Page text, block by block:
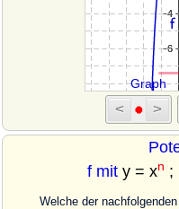
f mit y = xn ;
Welche der